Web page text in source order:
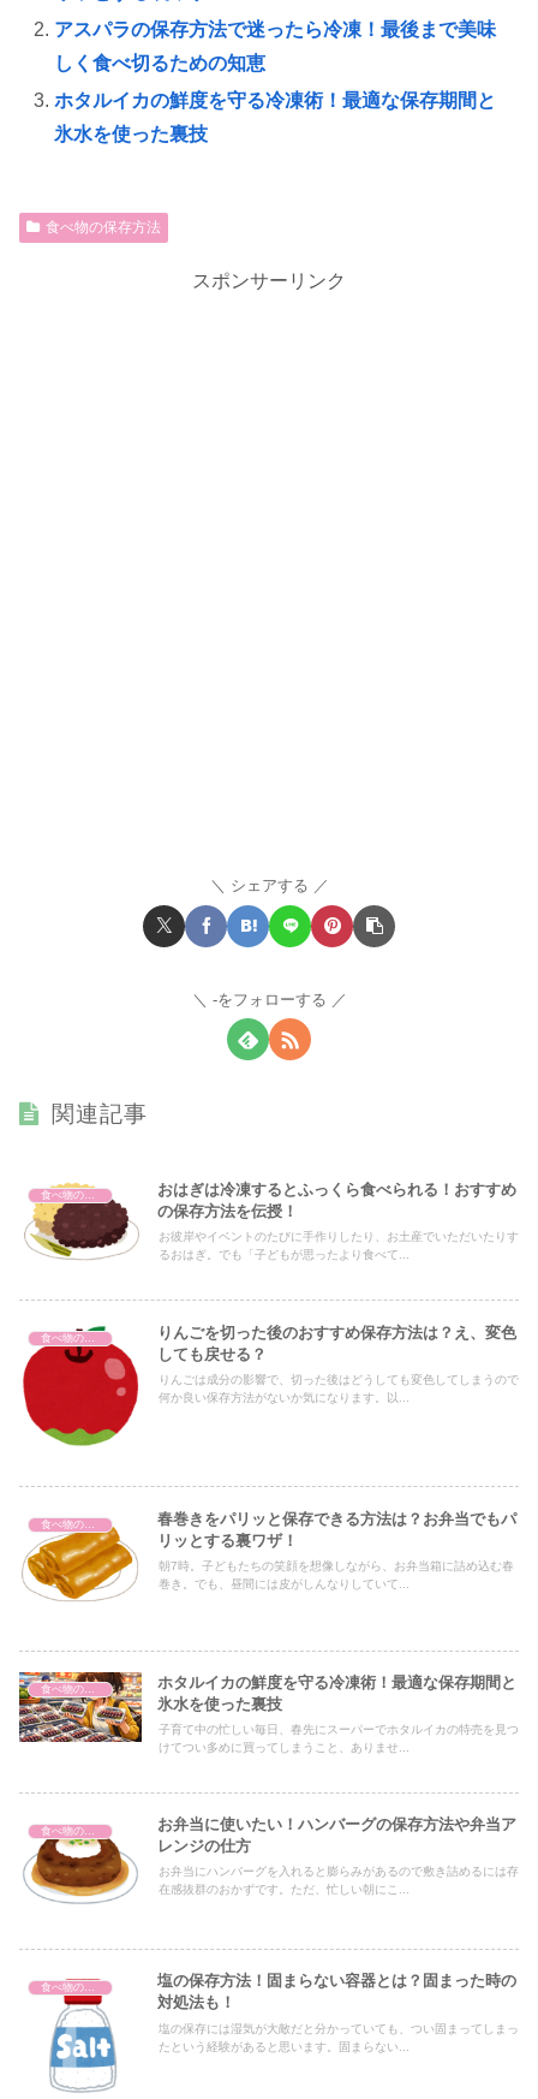
アスパラの保存方法で迷ったら冷凍！最後まで美味
しく食べ切るための知恵
ホタルイカの鮮度を守る冷凍術！最適な保存期間と
氷水を使った裏技
食べ物の保存方法
スポンサーリンク
シェアする
-をフォローする
関連記事
食べ物の保存方法
おはぎは冷凍するとふっくら食べられる！おすすめ
の保存方法を伝授！
お彼岸やイベントのたびに手作りしたり、お土産でいただいたりす
るおはぎ。でも「子どもが思ったより食べて...
食べ物の保存方法
りんごを切った後のおすすめ保存方法は？え、変色
しても戻せる？
りんごは成分の影響で、切った後はどうしても変色してしまうので
何か良い保存方法がないか気になります。以...
春巻きをパリッと保存できる方法は？お弁当でもパ
リッとする裏ワザ！
朝7時。子どもたちの笑顔を想像しながら、お弁当箱に詰め込む春
巻き。でも、昼間には皮がしんなりしていて...
ホタルイカの鮮度を守る冷凍術！最適な保存期間と
氷水を使った裏技
子育て中の忙しい毎日、春先にスーパーでホタルイカの特売を見つ
けてつい多めに買ってしまうこと、ありませ...
お弁当に使いたい！ハンバーグの保存方法や弁当ア
レンジの仕方
お弁当にハンバーグを入れると膨らみがあるので敷き詰めるには存
在感抜群のおかずです。ただ、忙しい朝にこ...
塩の保存方法！固まらない容器とは？固まった時の
対処法も！
塩の保存には湿気が大敵だと分かっていても、つい固まってしまっ
たという経験があると思います。固まらない...